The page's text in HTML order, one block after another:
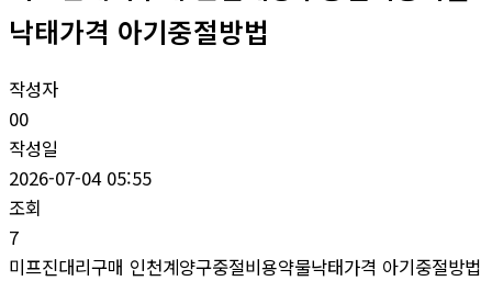
낙태가격 아기중절방법
작성자
00
작성일
2026-07-04 05:55
조회
7
미프진대리구매 인천계양구중절비용약물낙태가격 아기중절방법